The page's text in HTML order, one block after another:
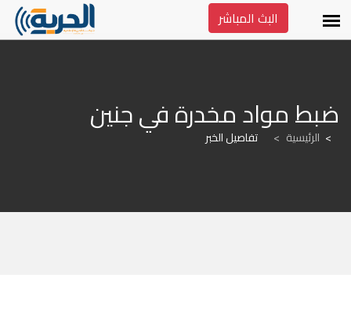
البث المباشر
ضبط مواد مخدرة في جنين
الرئيسية > تفاصيل الخبر